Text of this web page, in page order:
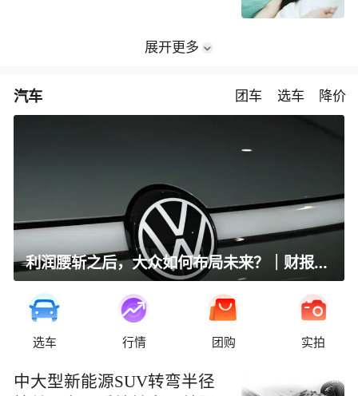
展开更多
汽车 团车 选车 降价
利润腰斩之后，大众如何布局未来？｜财报全视角
选车 行情 团购 实拍
中大型新能源SUV转弯半径